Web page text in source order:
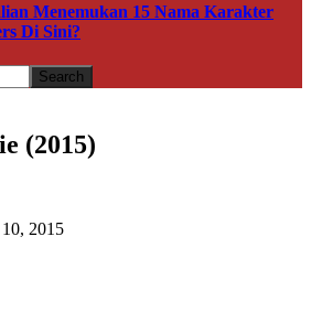
Menemukan 15 Nama Karakter
Di Sini?
(2015)
2015